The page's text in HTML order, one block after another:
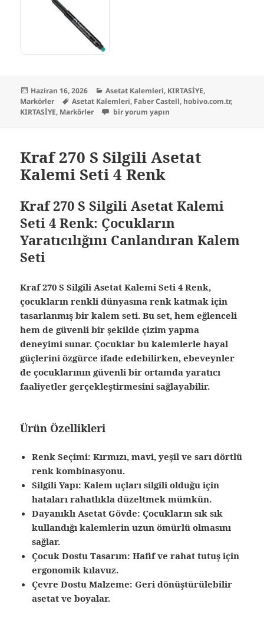
Yayın
tarihi
Haziran 16, 2026 Kategoriler
Asetat Kalemleri, KIRTASİYE,
Markörler
Etiketler
Asetat Kalemleri, Faber Castell, hobivo.com.tr,
KIRTASİYE, Markörler Faber Castell Multimark 1525 Permanent
bir yorum yapın
Kraf 270 S Silgili Asetat
Kalemi Seti 4 Renk
Kraf 270 S Silgili Asetat Kalemi
Seti 4 Renk: Çocukların
Yaratıcılığını Canlandıran Kalem
Seti
Kraf 270 S Silgili Asetat Kalemi Seti 4 Renk,
çocukların renkli dünyasına renk katmak için
tasarlanmış bir kalem seti. Bu set, hem eğlenceli
hem de güvenli bir şekilde çizim yapma
deneyimi sunar. Çocuklar bu kalemlerle hayal
güçlerini özgürce ifade edebilirken, ebeveynler
de çocuklarının güvenli bir ortamda yaratıcı
faaliyetler gerçekleştirmesini sağlayabilir.
Ürün Özellikleri
Renk Seçimi: Kırmızı, mavi, yeşil ve sarı dörtlü
renk kombinasyonu.
Silgili Yapı: Kalem uçları silgili olduğu için
hataları rahatlıkla düzeltmek mümkün.
Dayanıklı Asetat Gövde: Çocukların sık sık
kullandığı kalemlerin uzun ömürlü olmasını
sağlar.
Çocuk Dostu Tasarım: Hafif ve rahat tutuş için
ergonomik kılavuz.
Çevre Dostu Malzeme: Geri dönüştürülebilir
asetat ve boyalar.